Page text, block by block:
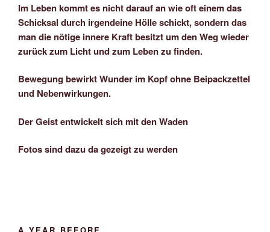
Im Leben kommt es nicht darauf an wie oft einem das
Schicksal durch irgendeine Hölle schickt, sondern das
man die nötige innere Kraft besitzt um den Weg wieder
zurück zum Licht und zum Leben zu finden.
Bewegung bewirkt Wunder im Kopf ohne Beipackzettel
und Nebenwirkungen.
Der Geist entwickelt sich mit den Waden
Fotos sind dazu da gezeigt zu werden